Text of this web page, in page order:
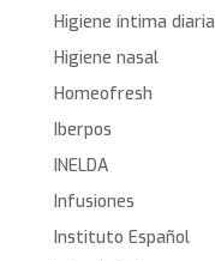
Higiene íntima diaria
Higiene nasal
Homeofresh
Iberpos
INELDA
Infusiones
Instituto Español